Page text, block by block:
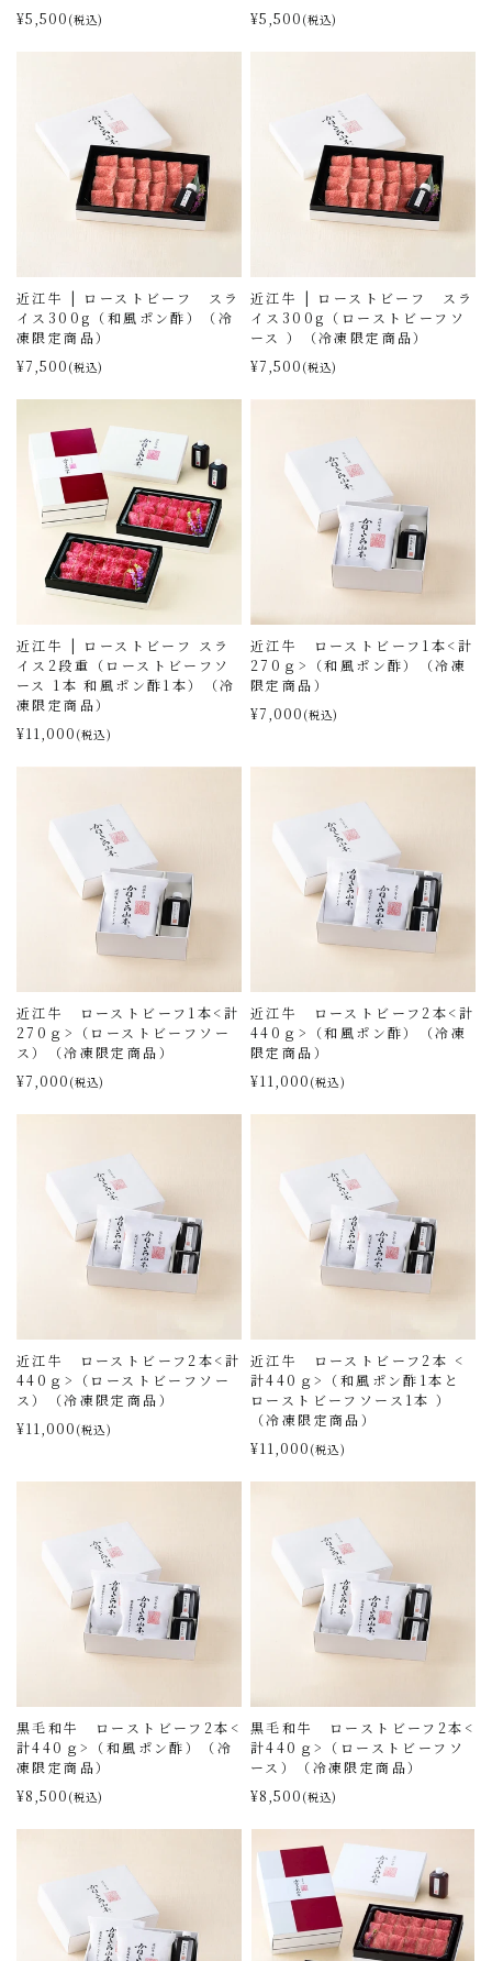
¥5,500 (税込)
¥5,500 (税込)
近江牛 | ローストビーフ スラ
イス300g（和風ポン酢）（冷
凍限定商品）
¥7,500 (税込)
近江牛 | ローストビーフ スラ
イス300g（ローストビーフソ
ース ）（冷凍限定商品）
¥7,500 (税込)
近江牛 | ローストビーフ スラ
イス2段重（ローストビーフソ
ース 1本 和風ポン酢1本）（冷
凍限定商品）
¥11,000 (税込)
近江牛 ローストビーフ1本<計
270ｇ>（和風ポン酢）（冷凍
限定商品）
¥7,000 (税込)
近江牛 ローストビーフ1本<計
270ｇ>（ローストビーフソー
ス）（冷凍限定商品）
¥7,000 (税込)
近江牛 ローストビーフ2本<計
440ｇ>（和風ポン酢）（冷凍
限定商品）
¥11,000 (税込)
近江牛 ローストビーフ2本<計
440ｇ>（ローストビーフソー
ス）（冷凍限定商品）
¥11,000 (税込)
近江牛 ローストビーフ2本 <
計440ｇ>（和風ポン酢1本と
ローストビーフソース1本 ）
（冷凍限定商品）
¥11,000 (税込)
黒毛和牛 ローストビーフ2本<
計440ｇ>（和風ポン酢）（冷
凍限定商品）
¥8,500 (税込)
黒毛和牛 ローストビーフ2本<
計440ｇ>（ローストビーフソ
ース）（冷凍限定商品）
¥8,500 (税込)